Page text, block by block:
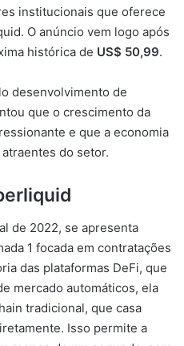
institucionais que oferece
O anúncio vem logo após
histórica de US$ 50,99.
desenvolvimento de
que o crescimento da
e que a economia
do setor.
de 2022, se apresenta
1 focada em contratações
das plataformas DeFi, que
mercado automáticos, ela
tradicional, que casa
Isso permite a